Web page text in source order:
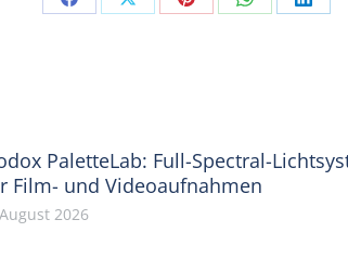
Share Share Share Share Share
PaletteLab: Full-Spectral-
Film- und Videoaufnahmen
2026